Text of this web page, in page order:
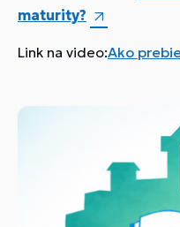
maturity?
Link na video:Ako